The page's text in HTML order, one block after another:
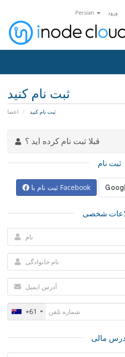
Persian ورود
ثبت نام کنید
اعضا ثبت نام کنید
قبلا ثبت نام کرده اید ؟
ثبت نام
ثبت نام با Facebook
شخصی
+61
مالی